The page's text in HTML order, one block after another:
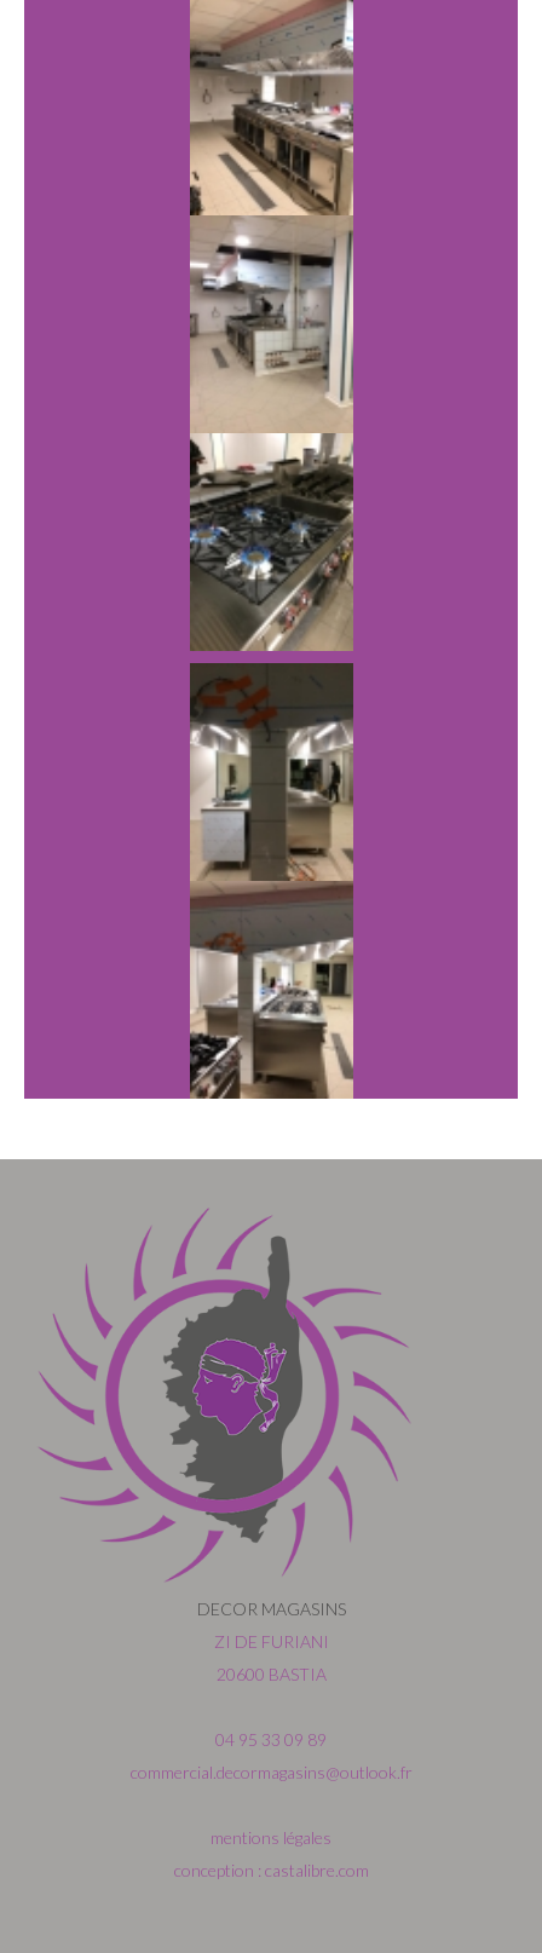
DECOR MAGASINS
ZI DE FURIANI
20600 BASTIA
04 95 33 09 89
commercial.decormagasins@outlook.fr
mentions légales
conception : castalibre.com